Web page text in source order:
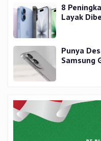
8
Layak
Punya
Samsung